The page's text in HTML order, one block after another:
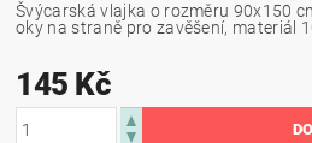
Švýcarská vlajka o rozměru 90x150
oky na straně pro zavěšení, materiál
145 Kč